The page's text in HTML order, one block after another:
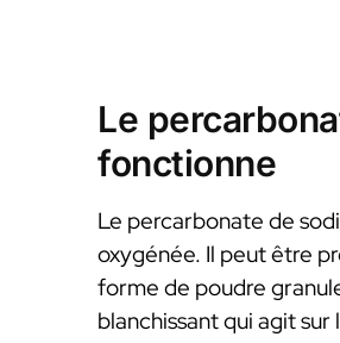
Le
fonctionne
Le percarbonate de
oxygénée. Il peut être
forme de poudre
blanchissant qui agit